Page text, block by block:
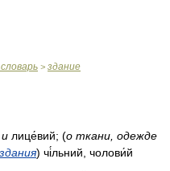
> здание
и лице́вий; (о ткани, одежде
) чі́льний, чолови́й